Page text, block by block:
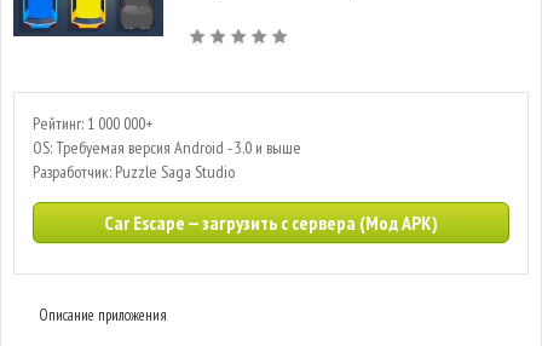
Рейтинг: 1 000 000+
OS: Требуемая версия Android - 3.0 и выше
Разработчик: Puzzle Saga Studio
Car Escape — загрузить с сервера (Мод APK)
Описание приложения